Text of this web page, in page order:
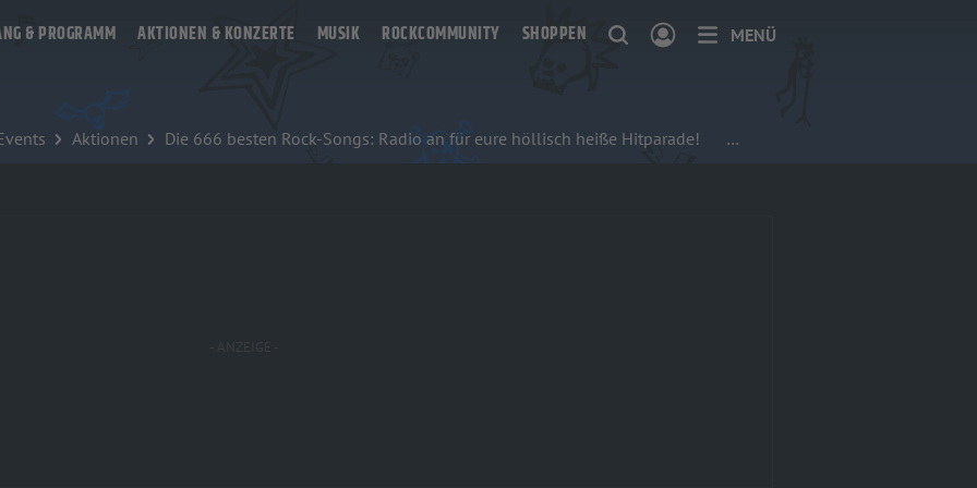
& PROGRAMM AKTIONEN & KONZERTE MUSIK ROCKCOMMUNITY SHOPPEN MENÜ
Aktionen Die 666 besten Rock-Songs: Radio an für eure höllisch heiße Hitparade!